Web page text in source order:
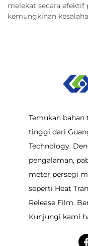
melekat secara
kemungkinan
Temukan bahan
tinggi dari
Technology.
pengalaman,
meter persegi
seperti Heat
Release Film.
Kunjungi kami